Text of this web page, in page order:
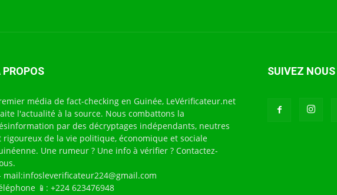
PROPOS
média de fact-checking en Guinée, LeVérificateur.net
l'actualité à la source. Nous combattons la
par des décryptages indépendants, neutres
rigoureux de la vie politique, économique et sociale
Une rumeur ? Une info à vérifier ? Contactez-
mail:infosleverificateur224@gmail.com
📱: +224 623476948
SUIVEZ NOUS